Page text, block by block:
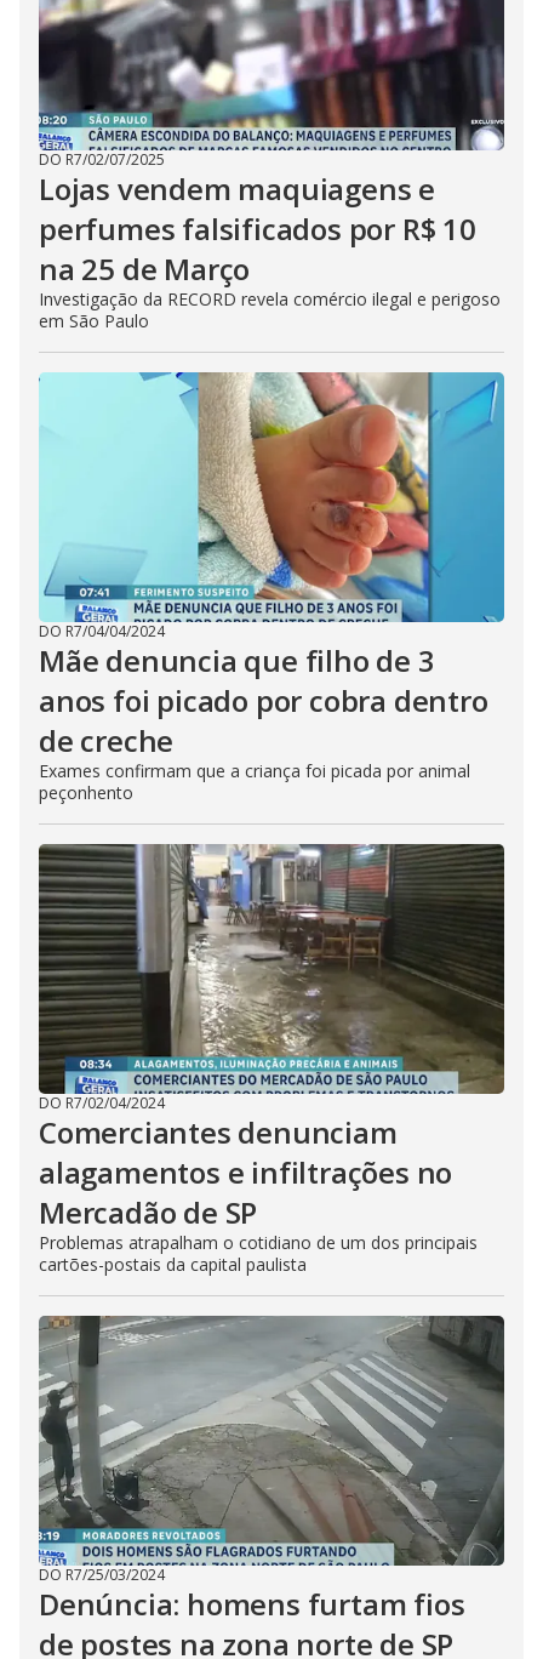
DO R7/02/07/2025
Lojas vendem maquiagens e
perfumes falsificados por R$ 10
na 25 de Março
Investigação da RECORD revela comércio ilegal e perigoso
em São Paulo
DO R7/04/04/2024
Mãe denuncia que filho de 3
anos foi picado por cobra dentro
de creche
Exames confirmam que a criança foi picada por animal
peçonhento
DO R7/02/04/2024
Comerciantes denunciam
alagamentos e infiltrações no
Mercadão de SP
Problemas atrapalham o cotidiano de um dos principais
cartões-postais da capital paulista
DO R7/25/03/2024
Denúncia: homens furtam fios
de postes na zona norte de SP